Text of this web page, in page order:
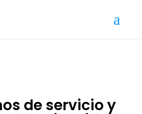
de servicio y